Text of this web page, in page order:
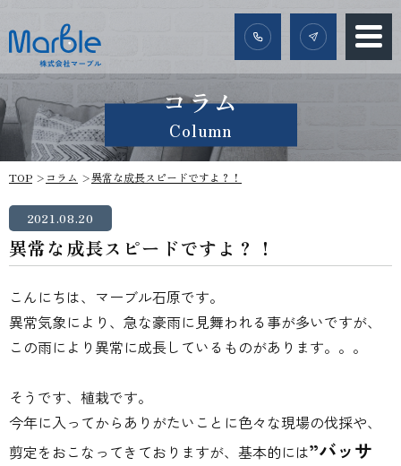
コラム
Column
TOP コラム 異常な成長スピードですよ？！
2021.08.20
異常な成長スピードですよ？！
こんにちは、マーブル石原です。
異常気象により、急な豪雨に見舞われる事が多いですが、
この雨により異常に成長しているものがあります。。。
そうです、植栽です。
今年に入ってからありがたいことに色々な現場の伐採や、
剪定をおこなってきておりますが、基本的には”バッサ